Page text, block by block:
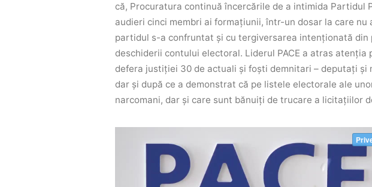
că, Procuratura continuă încercările de a intimida Partidul
audieri cinci membri ai formațiunii, într-un dosar la care nu
partidul s-a confruntat și cu tergiversarea intenționată din
deschiderii contului electoral. Liderul PACE a atras atenția
defera justiției 30 de actuali și foști demnitari – deputați și
dar și după ce a demonstrat că pe listele electorale ale
narcomani, dar și care sunt bănuiți de trucare a licitațiilor